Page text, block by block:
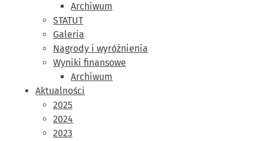
Archiwum
STATUT
Galeria
Nagrody i wyróżnienia
Wyniki finansowe
Archiwum
Aktualności
2025
2024
2023